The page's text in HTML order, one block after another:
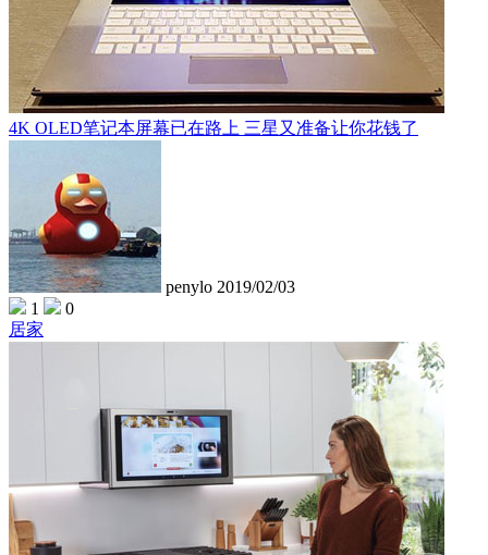
4K OLED笔记本屏幕已在路上 三星又准备让你花钱了
penylo 2019/02/03
1
0
居家